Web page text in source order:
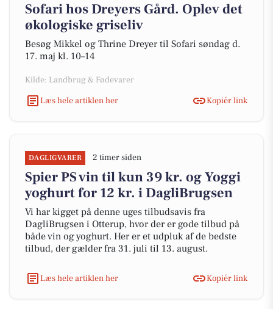
Sofari hos Dreyers Gård. Oplev det
økologiske griseliv
Besøg Mikkel og Thrine Dreyer til Sofari søndag d.
17. maj kl. 10–14
Kilde: Landbrug & Fødevarer
Læs hele artiklen her
Kopiér link
DAGLIGVARER 2 timer siden
Spier PS vin til kun 39 kr. og Yoggi
yoghurt for 12 kr. i DagliBrugsen
Vi har kigget på denne uges tilbudsavis fra
DagliBrugsen i Otterup, hvor der er gode tilbud på
både vin og yoghurt. Her er et udpluk af de bedste
tilbud, der gælder fra 31. juli til 13. august.
Læs hele artiklen her Kopiér link